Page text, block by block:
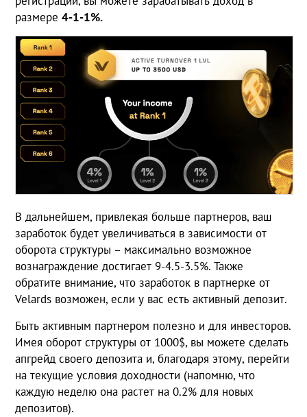
размере4-1-1%.
В дальнейшем, привлекая больше партнеров, ваш
заработок будет увеличиваться в зависимости от
оборота структуры – максимально возможное
вознаграждение достигает 9-4.5-3.5%. Также
обратите внимание, что заработок в партнерке от
Velards возможен, если у вас есть активный депозит.
Быть активным партнером полезно и для инвесторов.
Имея оборот структуры от 1000$, вы можете сделать
апгрейд своего депозита и, благодаря этому, перейти
на текущие условия доходности (напомню, что
каждую неделю она растет на 0.2% для новых
депозитов).